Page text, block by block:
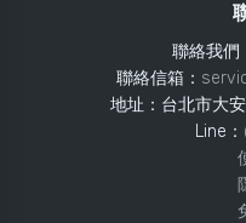
聯絡我
聯絡信箱：
地址：台北市大
Line：